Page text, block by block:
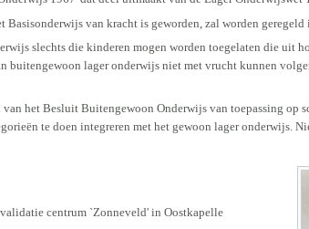
van kracht is geworden, zal worden
slechts die kinderen mogen worden toegelaten die
buitengewoon lager onderwijs niet met vrucht kunnen
het Besluit Buitengewoon Onderwijs van toepassing op
te doen integreren met het gewoon lager onderwijs.
centrum `Zonneveld' in Oostkapelle